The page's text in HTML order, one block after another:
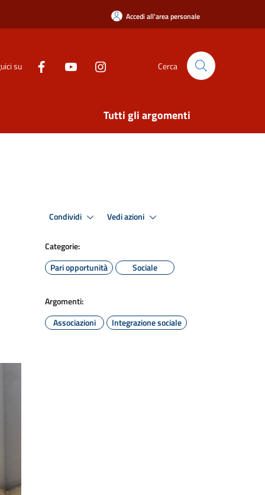
Accedi all'area personale
su Cerca
Tutti gli argomenti
Condividi Vedi azioni
Categorie:
Pari opportunità
Sociale
Argomenti:
Associazioni
Integrazione sociale